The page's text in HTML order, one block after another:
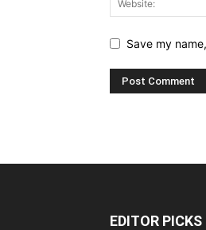
Save my
EDITOR PICKS